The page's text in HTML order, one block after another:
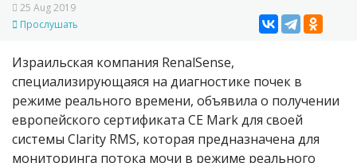
25 Aug 2019
Прослушать
Израильская компания RenalSense,
специализирующаяся на диагностике почек в
режиме реального времени, объявила о получении
европейского сертификата CE Mark для своей
системы Clarity RMS, которая предназначена для
мониторинга потока мочи в режиме реального